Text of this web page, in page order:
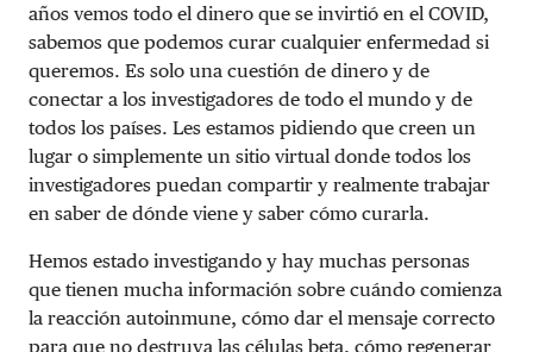
años vemos todo el dinero que se invirtió en el COVID,
sabemos que podemos curar cualquier enfermedad si
queremos. Es solo una cuestión de dinero y de
conectar a los investigadores de todo el mundo y de
todos los países. Les estamos pidiendo que creen un
lugar o simplemente un sitio virtual donde todos los
investigadores puedan compartir y realmente trabajar
en saber de dónde viene y saber cómo curarla.
Hemos estado investigando y hay muchas personas
que tienen mucha información sobre cuándo comienza
la reacción autoinmune, cómo dar el mensaje correcto
para que no destruya las células beta, cómo regenerar